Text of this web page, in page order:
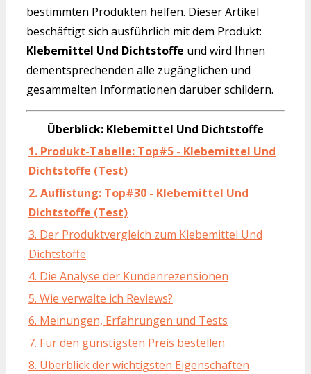
bestimmten Produkten helfen. Dieser Artikel
beschäftigt sich ausführlich mit dem Produkt:
Klebemittel Und Dichtstoffe und wird Ihnen
dementsprechenden alle zugänglichen und
gesammelten Informationen darüber schildern.
Überblick: Klebemittel Und Dichtstoffe
1. Produkt-Tabelle: Top#5 - Klebemittel Und
Dichtstoffe (Test)
2. Auflistung: Top#30 - Klebemittel Und
Dichtstoffe (Test)
3. Der Produktvergleich zum Klebemittel Und
Dichtstoffe
4. Die Analyse der Kundenrezensionen
5. Wie verwalte ich Reviews?
6. Meinungen, Erfahrungen und Tests
7. Für den günstigsten Preis bestellen
8. Überblick der wichtigsten Eigenschaften